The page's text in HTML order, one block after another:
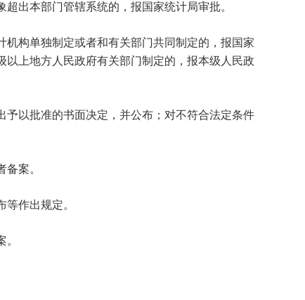
出本部门管辖系统的，报国家统计局审批。
构单独制定或者和有关部门共同制定的，报国家
上地方人民政府有关部门制定的，报本级人民政
以批准的书面决定，并公布；对不符合法定条件
案。
作出规定。